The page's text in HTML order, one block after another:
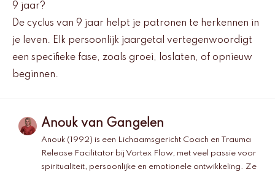
9 jaar?
De cyclus van 9 jaar helpt je patronen te herkennen in
je leven. Elk persoonlijk jaargetal vertegenwoordigt
een specifieke fase, zoals groei, loslaten, of opnieuw
beginnen.
Anouk van Gangelen
Anouk (1992) is een Lichaamsgericht Coach en Trauma
Release Facilitator bij Vortex Flow, met veel passie voor
spiritualiteit, persoonlijke en emotionele ontwikkeling. Ze